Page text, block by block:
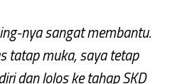
nya sangat membantu.
tatap muka, saya tetap
dan lolos ke tahap SKD